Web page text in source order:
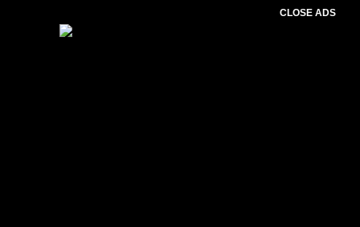
CLOSE ADS